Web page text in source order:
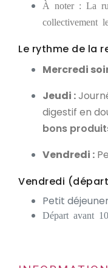
À noter : La
collectivement
Le rythme de la
Mercredi
Jeudi :
digestif en
bons
Vendredi :
Vendredi
Petit
Départ avant